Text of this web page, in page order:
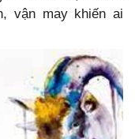
vận may khiến ai